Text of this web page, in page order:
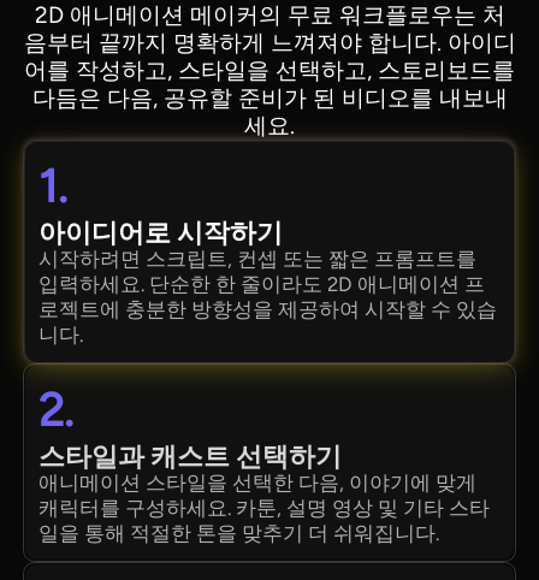
2D 애니메이션 메이커의 무료 워크플로우는 처
음부터 끝까지 명확하게 느껴져야 합니다. 아이디
어를 작성하고, 스타일을 선택하고, 스토리보드를
다듬은 다음, 공유할 준비가 된 비디오를 내보내
세요.
1.
아이디어로 시작하기
시작하려면 스크립트, 컨셉 또는 짧은 프롬프트를
입력하세요. 단순한 한 줄이라도 2D 애니메이션 프
로젝트에 충분한 방향성을 제공하여 시작할 수 있습
니다.
2.
스타일과 캐스트 선택하기
애니메이션 스타일을 선택한 다음, 이야기에 맞게
캐릭터를 구성하세요. 카툰, 설명 영상 및 기타 스타
일을 통해 적절한 톤을 맞추기 더 쉬워집니다.